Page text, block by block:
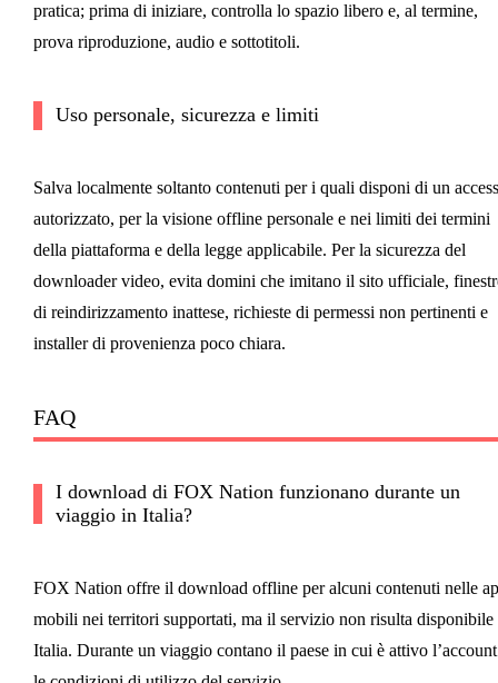
pratica; prima di iniziare, controlla lo spazio libero e, al termine,
prova riproduzione, audio e sottotitoli.
Uso personale, sicurezza e limiti
Salva localmente soltanto contenuti per i quali disponi di un
autorizzato, per la visione offline personale e nei limiti dei termini
della piattaforma e della legge applicabile. Per la sicurezza del
downloader video, evita domini che imitano il sito ufficiale,
di reindirizzamento inattese, richieste di permessi non pertinenti e
installer di provenienza poco chiara.
FAQ
I download di FOX Nation funzionano durante un
viaggio in Italia?
FOX Nation offre il download offline per alcuni contenuti nelle
mobili nei territori supportati, ma il servizio non risulta disponibile
Italia. Durante un viaggio contano il paese in cui è attivo